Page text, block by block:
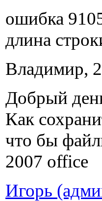
ошибка
длина
Владимир,
Добрый
Как
что бы
2007 office
Игорь